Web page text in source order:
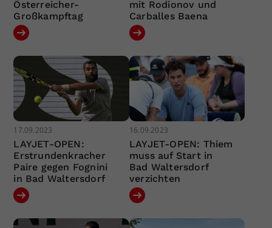
Österreicher-
Großkampftag
mit Rodionov und
Carballes Baena
17.09.2023
LAYJET-OPEN:
Erstrundenkracher
Paire gegen Fognini
in Bad Waltersdorf
16.09.2023
LAYJET-OPEN: Thiem
muss auf Start in
Bad Waltersdorf
verzichten